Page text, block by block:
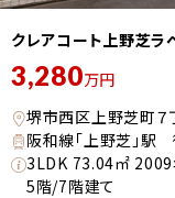
クレアコート上野芝ラ
3,280万円
堺市西区上野芝町７
阪和線「上野芝」駅
3LDK 73.04㎡
5階/7階建て